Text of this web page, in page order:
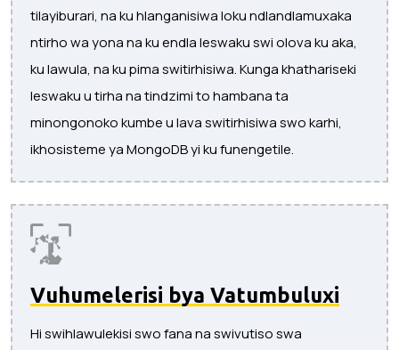
tilayiburari, na ku hlanganisiwa loku ndlandlamuxaka
ntirho wa yona na ku endla leswaku swi olova ku aka,
ku lawula, na ku pima switirhisiwa. Kunga khathariseki
leswaku u tirha na tindzimi to hambana ta
minongonoko kumbe u lava switirhisiwa swo karhi,
ikhosisteme ya MongoDB yi ku funengetile.
Vuhumelerisi bya Vatumbuluxi
Hi swihlawulekisi swo fana na swivutiso swa